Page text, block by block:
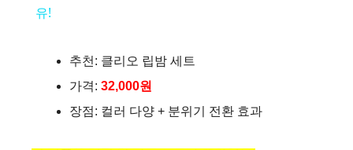
y
V
유!
추천: 클리오 립밤 세트
가격: 32,000원
장점: 컬러 다양 + 분위기 전환 효과